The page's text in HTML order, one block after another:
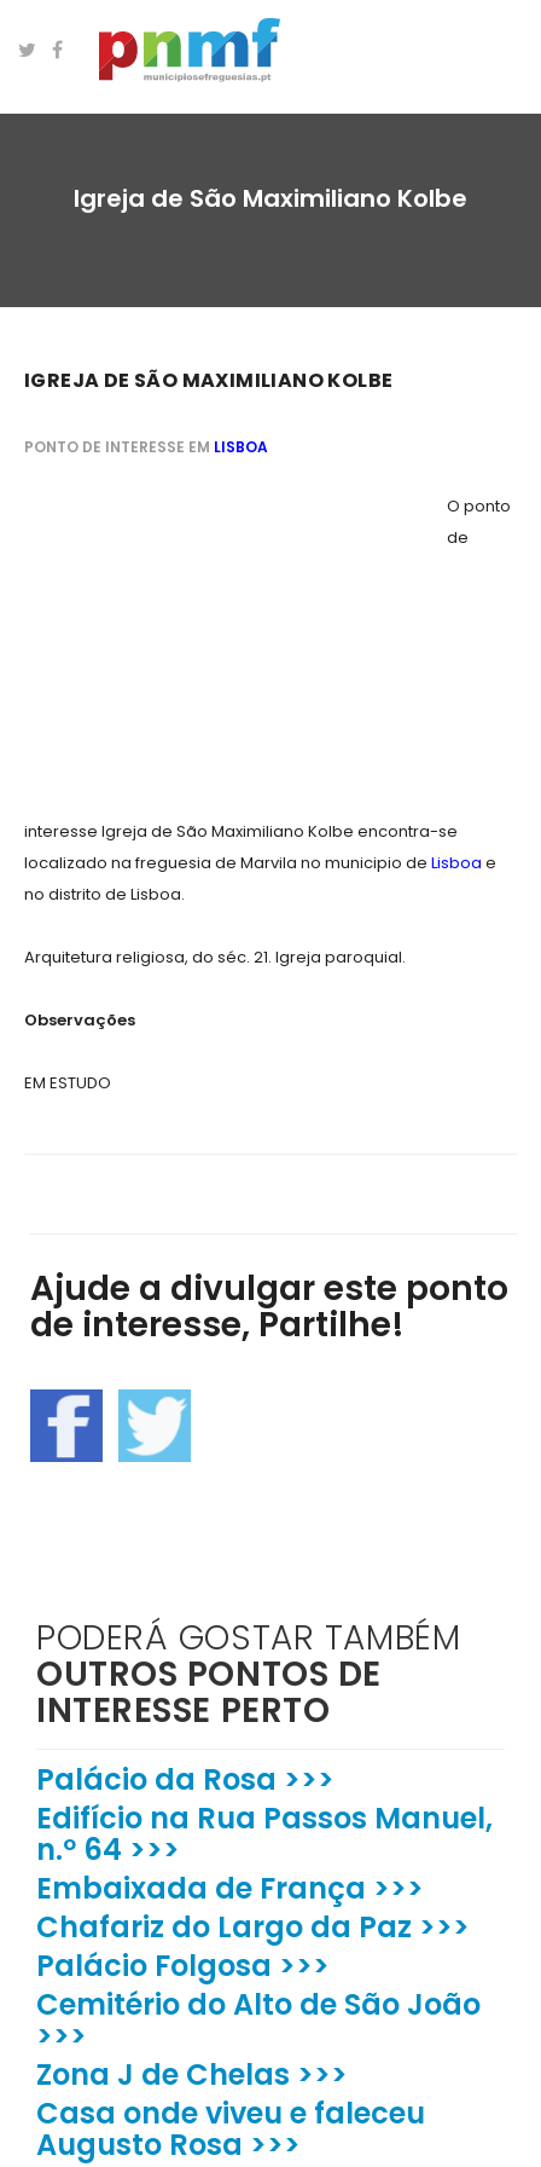
Igreja de São Maximiliano Kolbe
IGREJA DE SÃO MAXIMILIANO KOLBE
PONTO DE INTERESSE EM LISBOA
O ponto
de
interesse Igreja de São Maximiliano Kolbe encontra-se
localizado na freguesia de Marvila no municipio de Lisboa e
no distrito de Lisboa.
Arquitetura religiosa, do séc. 21. Igreja paroquial.
Observações
EM ESTUDO
Ajude a divulgar este ponto
de interesse, Partilhe!
PODERÁ GOSTAR TAMBÉM
OUTROS PONTOS DE
INTERESSE PERTO
Palácio da Rosa >>>
Edifício na Rua Passos Manuel,
n.º 64 >>>
Embaixada de França >>>
Chafariz do Largo da Paz >>>
Palácio Folgosa >>>
Cemitério do Alto de São João
>>>
Zona J de Chelas >>>
Casa onde viveu e faleceu
Augusto Rosa >>>